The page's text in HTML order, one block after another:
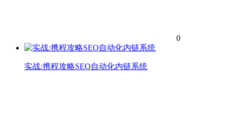
0
实战:携程攻略SEO自动化内链系统